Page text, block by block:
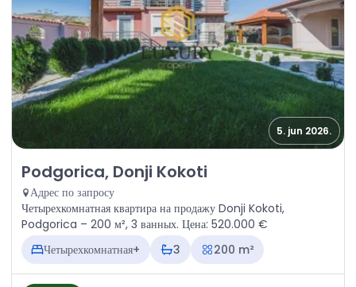
5. jun 2026.
Продажа - Квартира Podgorica, Donji Kokoti
Podgorica, Donji Kokoti
Адрес по запросу
Четырехкомнатная квартира на продажу Donji Kokoti,
Podgorica – 200 м², 3 ванных. Цена: 520.000 €
Четырехкомнатная+
3 200 m²